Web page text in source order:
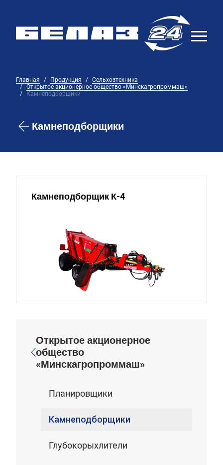
Главная Продукция
Сельхозтехника
Открытое акционерное общество «Минскагропроммаш»
Камнеподборщики
Камнеподборщики
Открытое акционерное
общество
«Минскагропроммаш»
Планировщики
Камнеподборщики
Глубокорыхлители
Камнеподборщик К-4